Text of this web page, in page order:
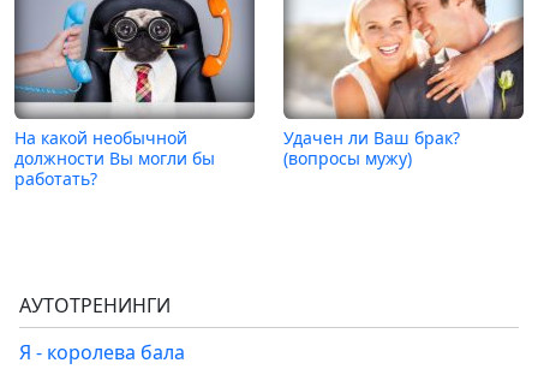
На какой необычной
должности Вы могли бы
работать?
Удачен ли Ваш брак?
(вопросы мужу)
АУТОТРЕНИНГИ
Я - королева бала